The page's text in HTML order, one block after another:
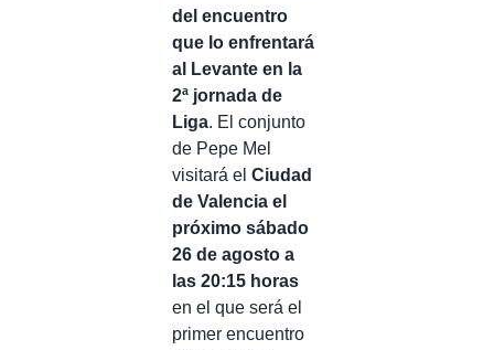
del encuentro
que lo enfrentará
al Levante en la
2ª jornada de
Liga. El conjunto
de Pepe Mel
visitará el Ciudad
de Valencia el
próximo sábado
26 de agosto a
las 20:15 horas
en el que será el
primer encuentro